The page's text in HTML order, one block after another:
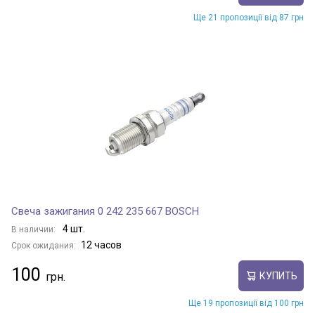
Ще 21 пропозиції від 87 грн
Свеча зажигания 0 242 235 667 BOSCH
В наличии: 4 шт.
Срок ожидания: 12 часов
100 КУПИТЬ
Ще 19 пропозиції від 100 грн